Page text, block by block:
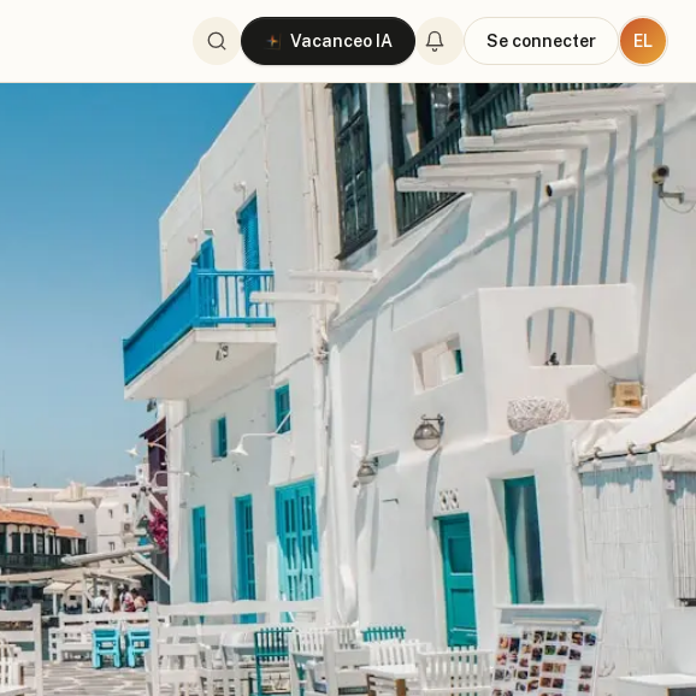
Vacanceo IA Se connecter EL